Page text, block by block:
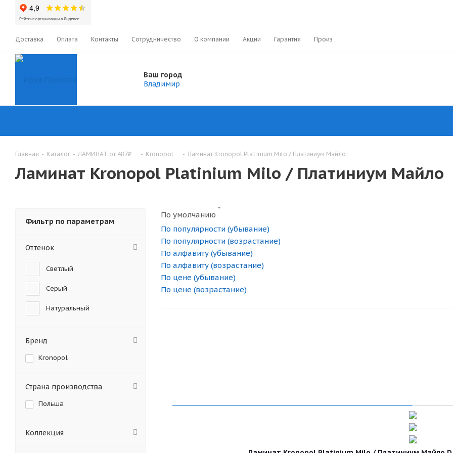
Доставка Оплата Контакты Сотрудничество О компании Акции Гарантия Производители
Ваш город
Владимир
Главная - Каталог - ЛАМИНАТ от 487₽ - Kronopol - Ламинат Kronopol Platinium Milo / Платиниум Майло
Ламинат Kronopol Platinium Milo / Платиниум Майло
По умолчанию
По популярности (убывание)
По популярности (возрастание)
По алфавиту (убывание)
По алфавиту (возрастание)
По цене (убывание)
По цене (возрастание)
Фильтр по параметрам
Оттенок
Светлый
Серый
Натуральный
Бренд
Kronopol
Страна производства
Польша
Коллекция